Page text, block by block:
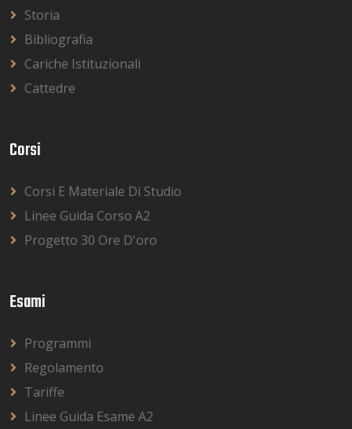
Storia
Bibliografia
Cariche Istituzionali
Cattedre
Corsi
Corsi E Materiale Di Studio
Linee Guida Corso A2
Progetto 30 Ore D'oro
Esami
Programmi
Regolamento
Tariffe
Linee Guida Esame A2